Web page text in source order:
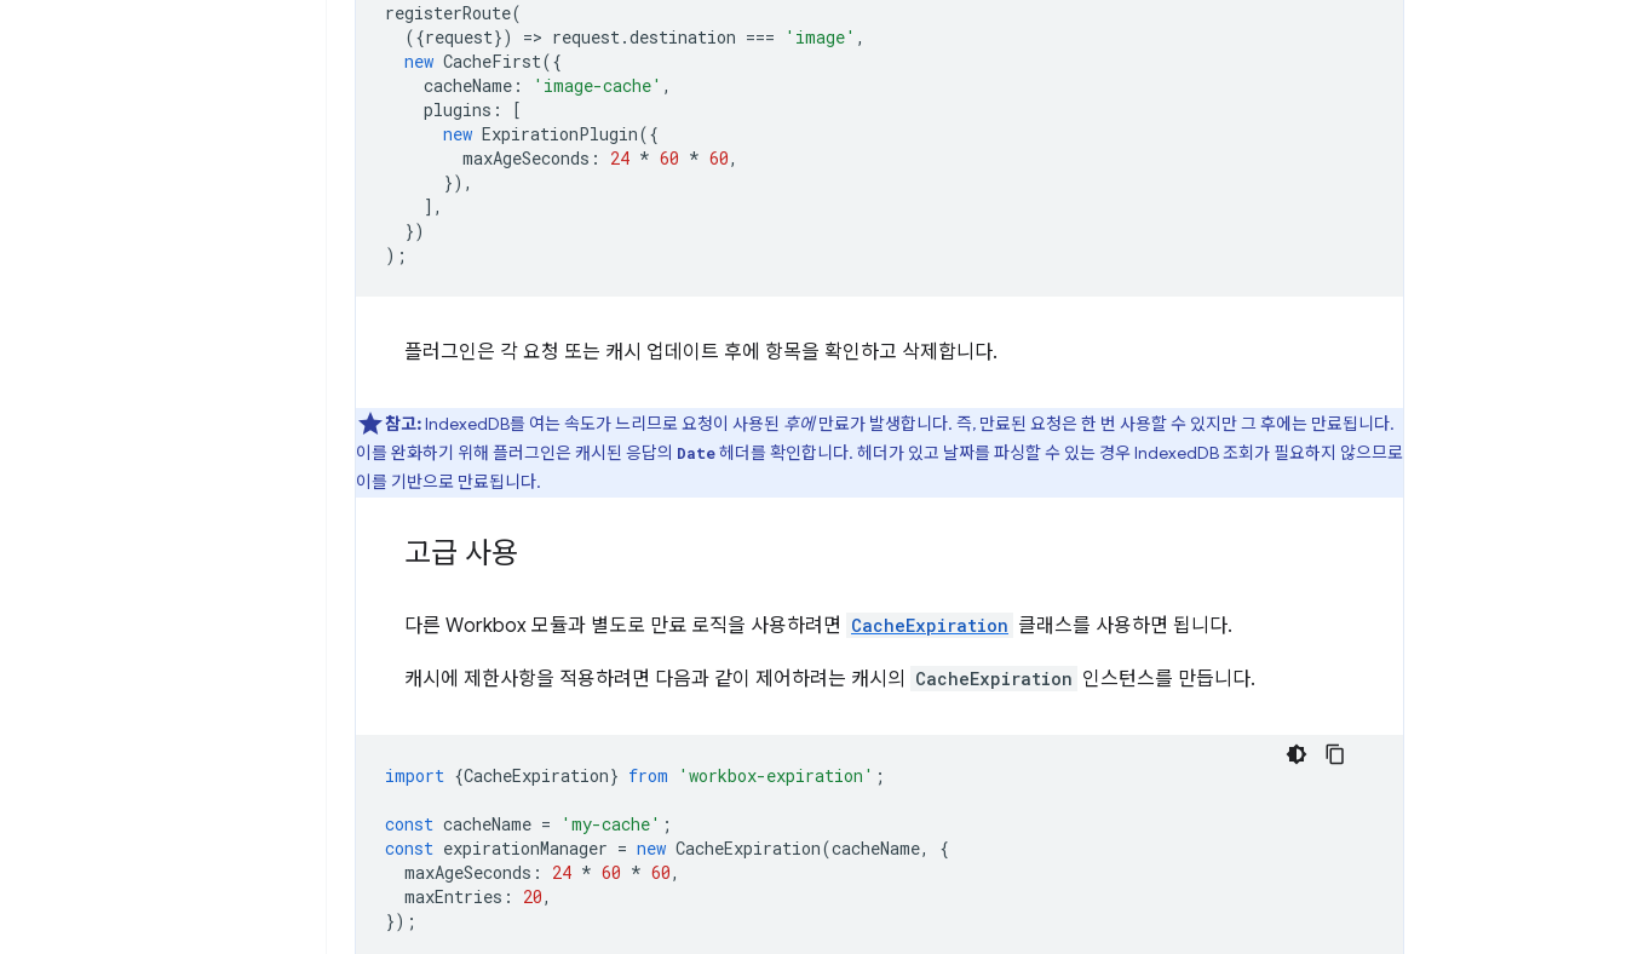
registerRoute(
({request}) => request.destination === 'image' ,
new CacheFirst({
cacheName : 'image-cache' ,
plugins :
[
new ExpirationPlugin({
maxAgeSeconds : 24 * 60 * 60,
}),
],
})
);
플러그인은 각 요청 또는 캐시 업데이트 후에 항목을 확인하고 삭제합니다.
참고:IndexedDB를 여는 속도가 느리므로 요청이 사용된 후에만료가 발생합니다. 즉, 만료된 요청은 한 번 사용할 수 있지만 그 후에는 만료됩니다.
이를 완화하기 위해 플러그인은 캐시된 응답의 Date헤더를 확인합니다. 헤더가 있고 날짜를 파싱할 수 있는 경우 IndexedDB 조회가 필요하지 않으므로
이를 기반으로 만료됩니다.
고급 사용
다른 Workbox 모듈과 별도로 만료 로직을 사용하려면 CacheExpiration 클래스를 사용하면 됩니다.
캐시에 제한사항을 적용하려면 다음과 같이 제어하려는 캐시의 CacheExpiration 인스턴스를 만듭니다.
import {CacheExpiration} from 'workbox-expiration' ;
const cacheName = 'my-cache' ;
const expirationManager = new CacheExpiration(cacheName,
{
maxAgeSeconds : 24 * 60 * 60,
maxEntries : 20,
});